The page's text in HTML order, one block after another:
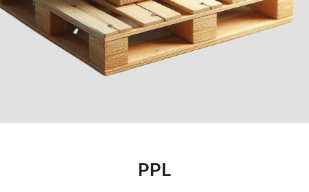
d
e
PPL